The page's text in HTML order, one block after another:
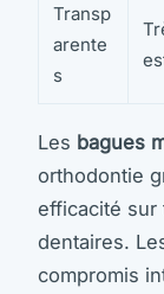
Transp
arente
s
Les bagues
orthodontie
efficacité sur
dentaires.
compromis